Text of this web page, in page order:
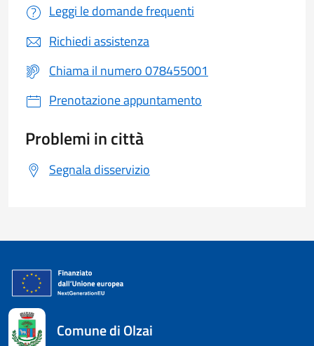
Leggi le domande frequenti
Richiedi assistenza
Chiama il numero 078455001
Prenotazione appuntamento
Problemi in città
Segnala disservizio
Comune di Olzai